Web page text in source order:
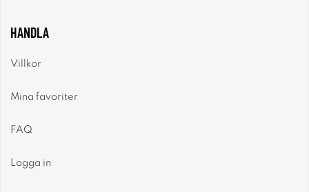
HANDLA
Villkor
Mina favoriter
FAQ
Logga in